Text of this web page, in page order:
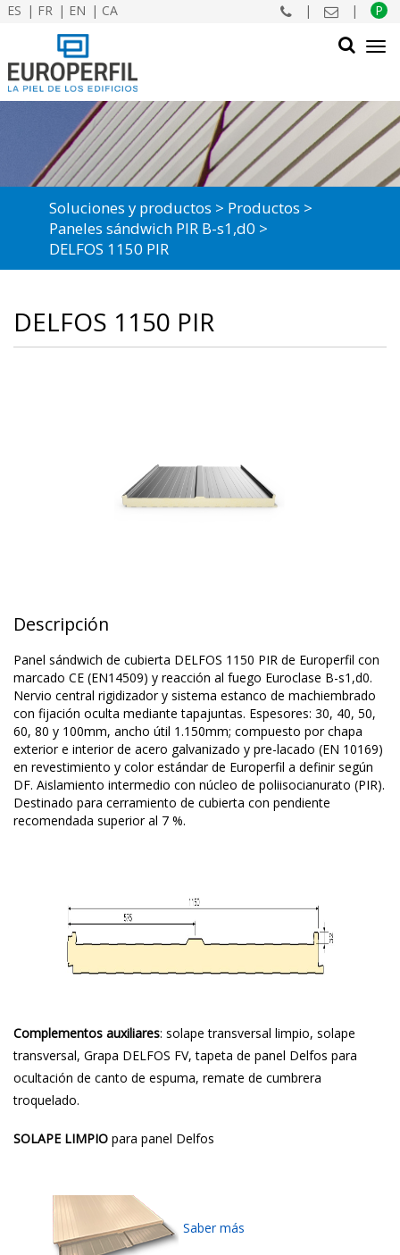
ES FR EN CA | | P
BUSCAR
Soluciones y productos
Productos
Paneles sándwich PIR B-s1,d0
DELFOS 1150 PIR
DELFOS 1150 PIR
Descripción
Panel sándwich de cubierta DELFOS 1150 PIR de Europerfil con
marcado CE (EN14509) y reacción al fuego Euroclase B-s1,d0.
Nervio central rigidizador y sistema estanco de machiembrado
con fijación oculta mediante tapajuntas. Espesores: 30, 40, 50,
60, 80 y 100mm, ancho útil 1.150mm; compuesto por chapa
exterior e interior de acero galvanizado y pre-lacado (EN 10169)
en revestimiento y color estándar de Europerfil a definir según
DF. Aislamiento intermedio con núcleo de poliisocianurato (PIR).
Destinado para cerramiento de cubierta con pendiente
recomendada superior al 7 %.
Complementos auxiliares: solape transversal limpio, solape
transversal, Grapa DELFOS FV, tapeta de panel Delfos para
ocultación de canto de espuma, remate de cumbrera
troquelado.
SOLAPE LIMPIO para panel Delfos
Saber más